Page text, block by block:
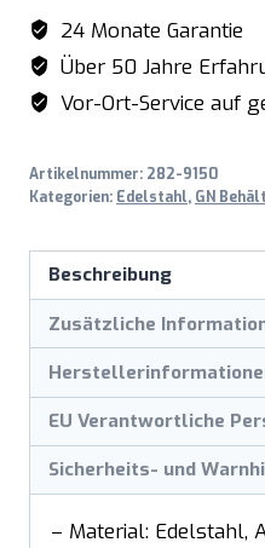
Behälter
1/6
GN
Tiefe
Menge
24 Monate Garantie
Über 50 Jahre
Vor-Ort-Service auf
Artikelnummer: 282-9150
Kategorien: Edelstahl, GN
Beschreibung
Zusätzliche
EU Verantwortliche
Sicherheits- und
– Material: Edelstahl,